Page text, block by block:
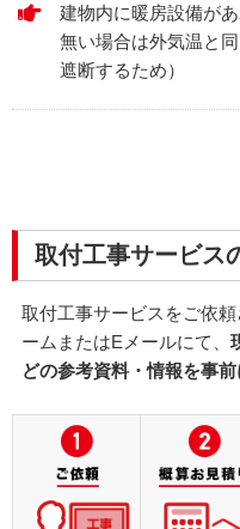
建物内に暖房設備が
無い場合は外気温と
遮断するため）
取付工事サービス
取付工事サービスをご依
ームまたはEメールにて、
どの参考資料・情報を事前